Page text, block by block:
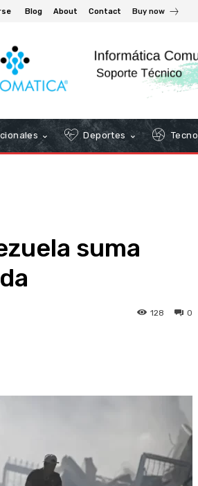
Blog About Contact Buy now
Deportes Tecno
suma
0
128